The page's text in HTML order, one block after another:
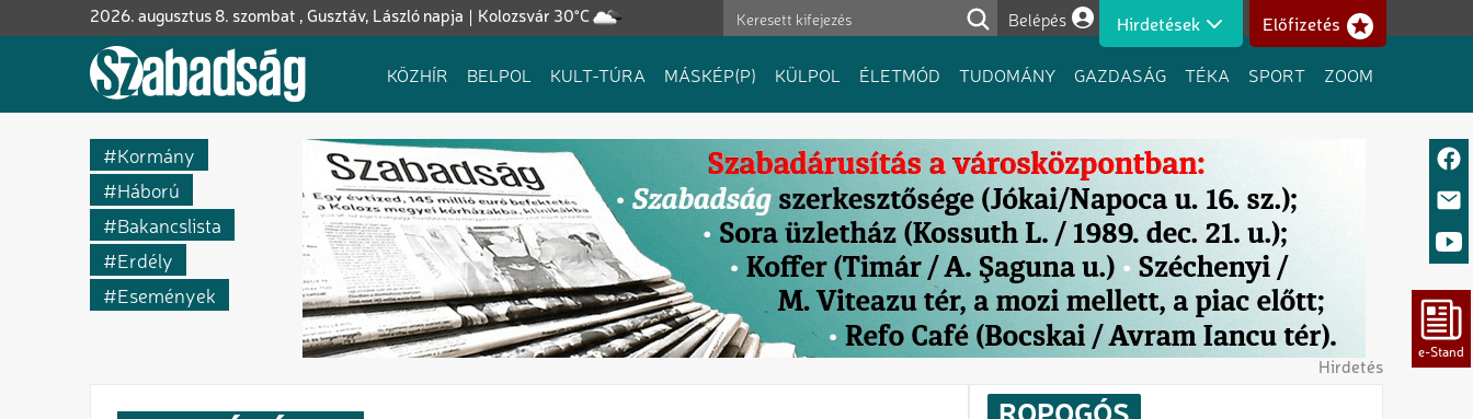
a
Kolozsvár 30°C
2026. augusztus 8. szombat , Gusztáv, László napja
Felhasználói fiók menüje
Belépés Hirdetések Előfizetés
Fő
KÖZHÍR BELPOL KULT-TÚRA MÁSKÉP(P) KÜLPOL ÉLETMÓD TUDOMÁNY GAZDASÁG TÉKA SPORT ZOOM
Kormány
Háború
Bakancslista
Erdély
Események
Hirdetés